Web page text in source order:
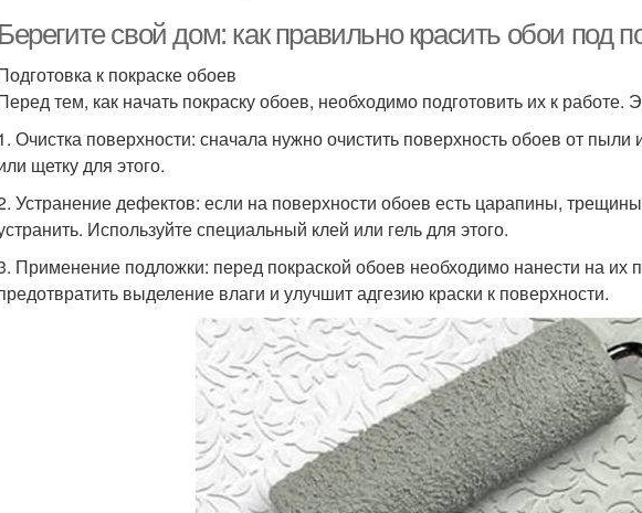
Берегите свой дом: как правильно красить обои под
к покраске обоев
тем, как начать покраску обоев, необходимо подготовить их к
Очистка поверхности: сначала нужно очистить поверхность обоев от пыли
щетку для этого.
Устранение дефектов: если на поверхности обоев есть царапины,
Используйте специальный клей или гель для этого.
Применение подложки: перед покраской обоев необходимо нанести на их
выделение влаги и улучшит адгезию краски к поверхности.